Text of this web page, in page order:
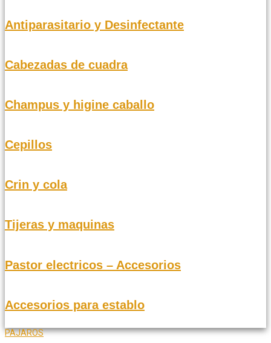
Antiparasitario y Desinfectante
Cabezadas de cuadra
Champus y higine caballo
Cepillos
Crin y cola
Tijeras y maquinas
Pastor electricos – Accesorios
Accesorios para establo
PAJAROS